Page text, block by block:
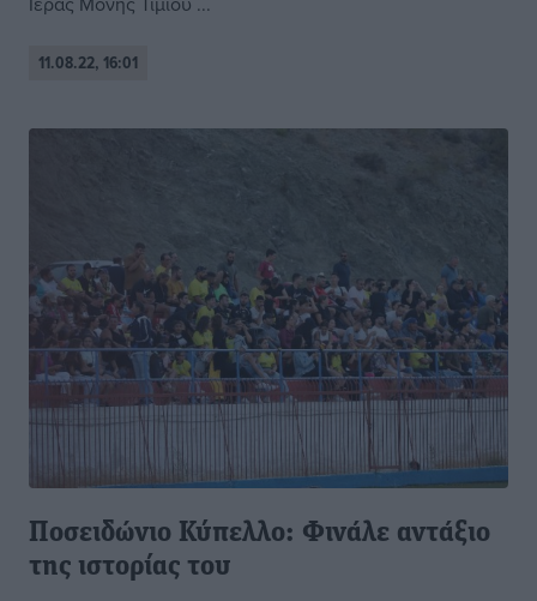
11.08.22, 16:01
Ποσειδώνιο Κύπελλο: Φινάλε αντάξιο
της ιστορίας του